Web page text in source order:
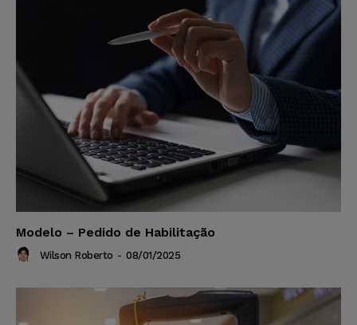
Modelo – Pedido de Habilitação
Wilson Roberto - 08/01/2025